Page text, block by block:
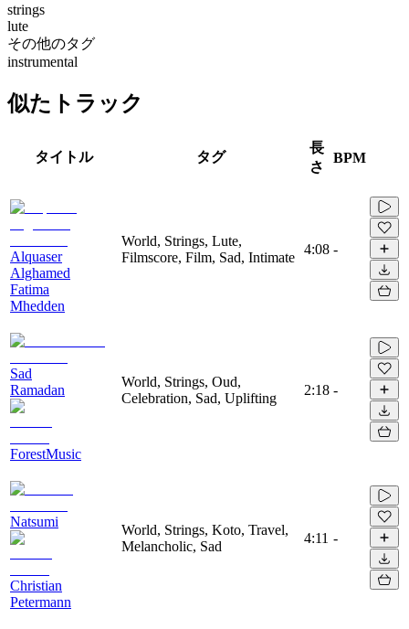
strings
lute
その他のタグ
instrumental
似たトラック
タイトル タグ
長
さ
BPM
Alquaser
Alghamed
Fatima
Mhedden
World, Strings, Lute,
Filmscore, Film, Sad, Intimate
4:08 -
Sad
Ramadan
ForestMusic
World, Strings, Oud,
Celebration, Sad, Uplifting
2:18 -
Natsumi
Christian
Petermann
World, Strings, Koto, Travel,
Melancholic, Sad
4:11 -